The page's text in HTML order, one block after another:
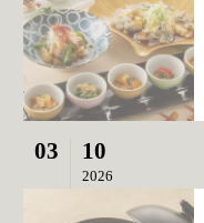
03 10
2026